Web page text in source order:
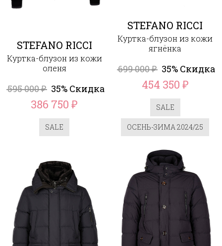
STEFANO RICCI
Куртка-блузон из кожи
оленя
595 000₽ 35% Скидка
386 750₽
SALE
STEFANO RICCI
Куртка-блузон из кожи
ягнёнка
699 000₽ 35% Скидка
454 350 ₽
SALE
ОСЕНЬ-ЗИМА 2024/25